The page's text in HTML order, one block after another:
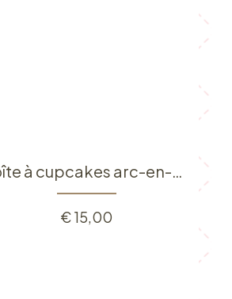
Boîte à cupcakes arc-en-ciel
€15,00